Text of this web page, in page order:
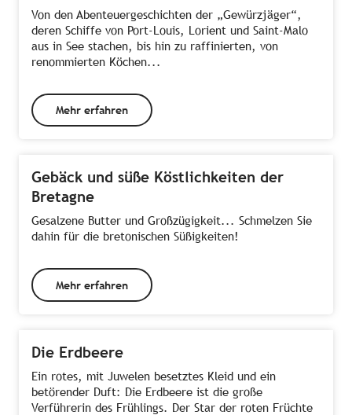
Von den Abenteuergeschichten der „Gewürzjäger“,
deren Schiffe von Port-Louis, Lorient und Saint-Malo
aus in See stachen, bis hin zu raffinierten, von
renommierten Köchen...
Mehr erfahren
Gebäck und süße Köstlichkeiten der
Bretagne
Gesalzene Butter und Großzügigkeit... Schmelzen Sie
dahin für die bretonischen Süßigkeiten!
Mehr erfahren
Die Erdbeere
Ein rotes, mit Juwelen besetztes Kleid und ein
betörender Duft: Die Erdbeere ist die große
Verführerin des Frühlings. Der Star der roten Früchte